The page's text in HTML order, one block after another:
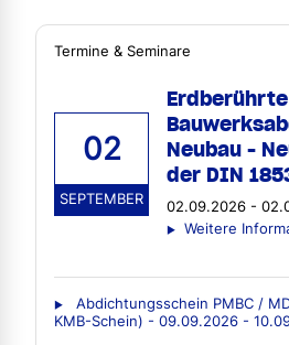
Termine & Seminare
02
SEPTEMBER
Erdberührte
Neubau -
der DIN
02.09.2026 -
Weitere
Abdichtungsschein PMBC /
KMB-Schein) - 09.09.2026 -